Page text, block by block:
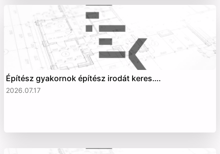
Építész gyakornok építész irodát keres….
2026.07.17